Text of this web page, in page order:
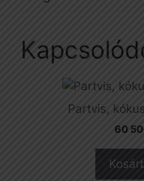
Partvis,
60